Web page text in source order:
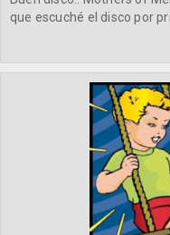
que escuché el disco por